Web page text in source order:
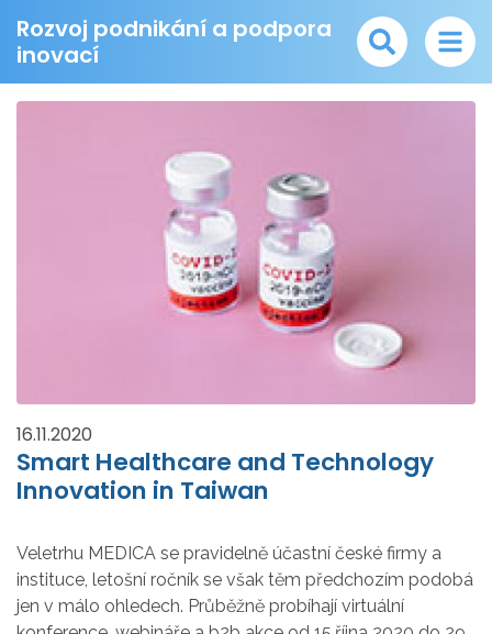
Rozvoj podnikání a podpora
inovací
16.11.2020
Smart Healthcare and Technology
Innovation in Taiwan
Veletrhu MEDICA se pravidelně účastní české firmy a
instituce, letošní ročník se však těm předchozím podobá
jen v málo ohledech. Průběžně probíhají virtuální